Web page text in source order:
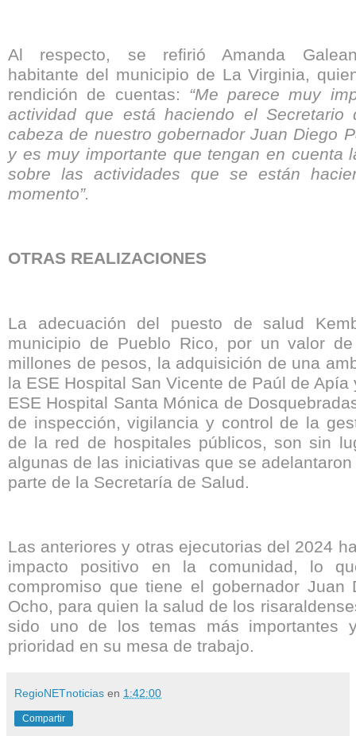
Al respecto, se refirió Amanda
habitante del municipio de La Virginia,
rendición de cuentas: “Me parece muy
actividad que está haciendo el Secretario
cabeza de nuestro gobernador Juan Diego
y es muy importante que tengan en cuenta
sobre las actividades que se están
momento”.
OTRAS REALIZACIONES
La adecuación del puesto de salud
municipio de Pueblo Rico, por un valor
millones de pesos, la adquisición de una
la ESE Hospital San Vicente de Paúl de Apía
ESE Hospital Santa Mónica de
de inspección, vigilancia y control de la
de la red de hospitales públicos, son sin
algunas de las iniciativas que se
parte de la Secretaría de Salud.
Las anteriores y otras ejecutorias del 2024
impacto positivo en la comunidad, lo
compromiso que tiene el gobernador Juan
Ocho, para quien la salud de los
sido uno de los temas más importantes
prioridad en su mesa de trabajo.
RegioNETnoticias en 1:42:00
Compartir